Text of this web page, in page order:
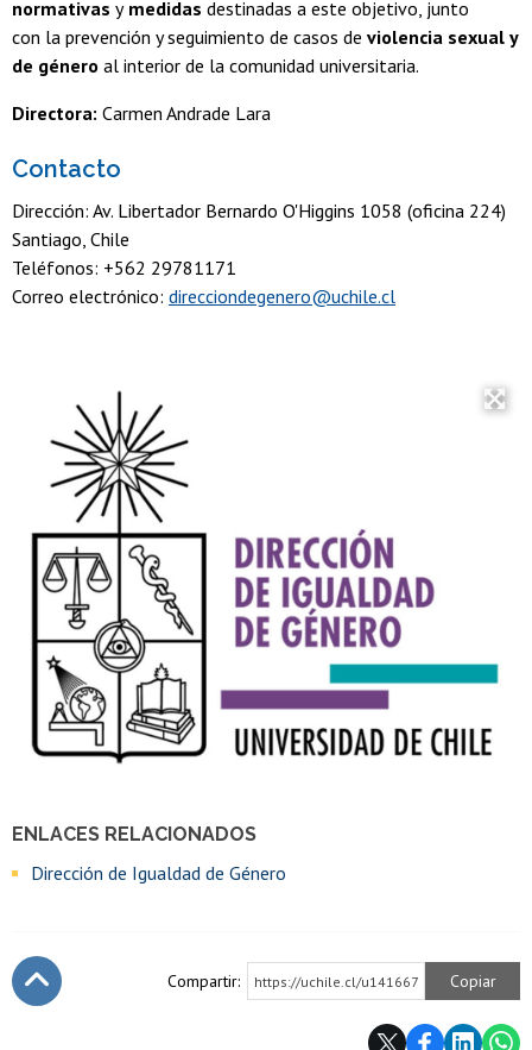
ENLACES RELACIONADOS
Dirección de Igualdad de Género
normativas ymedidas destinadas a este objetivo, junto
con la prevención y seguimiento de casos de violencia sexual y
de género al interior de la comunidad universitaria.
Directora: Carmen Andrade Lara
Contacto
Dirección: Av. Libertador Bernardo O'Higgins 1058 (oficina 224)
Santiago, Chile
Teléfonos: +562 29781171
Correo electrónico: direcciondegenero@uchile.cl
Compartir: https://uchile.cl/u141667 Copiar